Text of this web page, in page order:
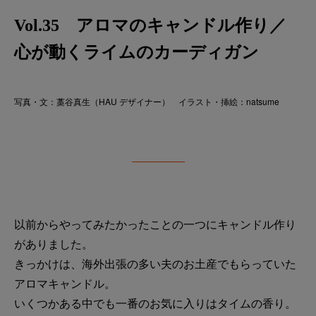
Vol.35 アロマのキャンドル作り／
心が動くライムのカーディガン
写真・文：藁谷真生（HAU デザイナー） イラスト・挿絵：natsume
以前からやってみたかったことの一つにキャンドル作り
がありました。
きっかけは、海外出張の多い夫のお土産でもらっていた
アロマキャンドル。
いくつかある中でも一番のお気に入りはタイムの香り。